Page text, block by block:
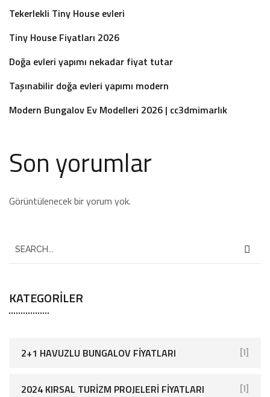
Tekerlekli Tiny House evleri
Tiny House Fiyatları 2026
Doğa evleri yapımı nekadar fiyat tutar
Taşınabilir doğa evleri yapımı modern
Modern Bungalov Ev Modelleri 2026 | cc3dmimarlık
Son yorumlar
Görüntülenecek bir yorum yok.
KATEGORILER
2+1 HAVUZLU BUNGALOV FIYATLARI [1]
2024 KIRSAL TURIZM PROJELERI FIYATLARI [1]